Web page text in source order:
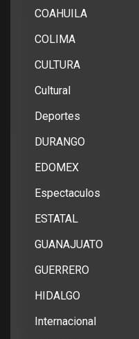
COAHUILA
COLIMA
CULTURA
Cultural
Deportes
DURANGO
EDOMEX
Espectaculos
ESTATAL
GUANAJUATO
GUERRERO
HIDALGO
Internacional